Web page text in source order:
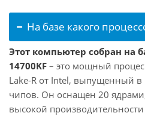
На базе какого
Этот компьютер собран на
14700KF – это мощный
Lake-R от Intel, выпущенный в
чипов. Он оснащен 20
высокой